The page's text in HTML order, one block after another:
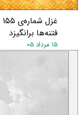
فتنه‌ها برانگیزد
۱۵ مرداد ۰۵